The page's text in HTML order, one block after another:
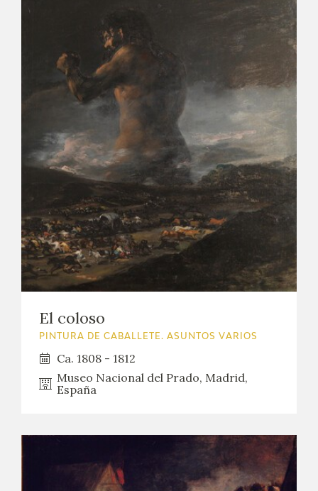
EDUCA
RECURSOS EDUCATIVOS
FICHAS ARASAAC
El coloso
PINTURA DE CABALLETE. ASUNTOS VARIOS
Ca. 1808 - 1812
Museo Nacional del Prado, Madrid,
España